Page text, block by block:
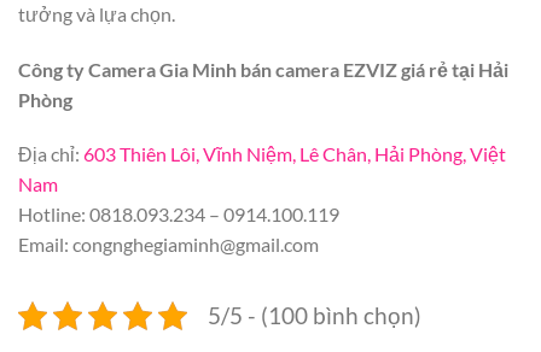
tưởng và lựa chọn.
Công ty Camera Gia Minh bán camera EZVIZ giá rẻ tại Hải
Phòng
Địa chỉ: 603 Thiên Lôi, Vĩnh Niệm, Lê Chân, Hải Phòng, Việt
Nam
Hotline: 0818.093.234 – 0914.100.119
Email: congnghegiaminh@gmail.com
5/5 - (100 bình chọn)